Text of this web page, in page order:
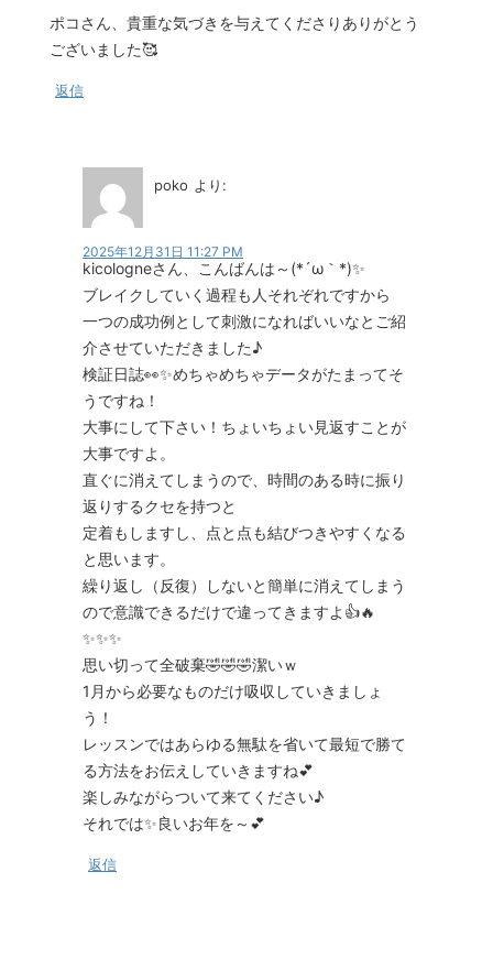
ポコさん、貴重な気づきを与えてくださりありがとう
ございました🥰
返信
poko より:
2025年12月31日 11:27 PM
kicologneさん、こんばんは～(*´ω｀*)✨
ブレイクしていく過程も人それぞれですから
一つの成功例として刺激になればいいなとご紹
介させていただきました♪
検証日誌👀✨めちゃめちゃデータがたまってそ
うですね！
大事にして下さい！ちょいちょい見返すことが
大事ですよ。
直ぐに消えてしまうので、時間のある時に振り
返りするクセを持つと
定着もしますし、点と点も結びつきやすくなる
と思います。
繰り返し（反復）しないと簡単に消えてしまう
ので意識できるだけで違ってきますよ👍🔥
✨✨✨
思い切って全破棄🤣🤣🤣潔いｗ
1月から必要なものだけ吸収していきましょ
う！
レッスンではあらゆる無駄を省いて最短で勝て
る方法をお伝えしていきますね💕
楽しみながらついて来てください♪
それでは✨良いお年を～💕
返信